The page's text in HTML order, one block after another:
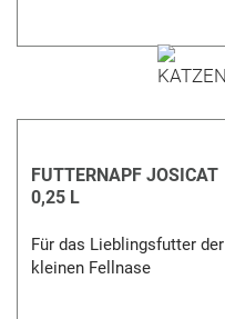
FUTTERNAPF JOSICAT
0,25 L
Für das Lieblingsfutter der
kleinen Fellnase